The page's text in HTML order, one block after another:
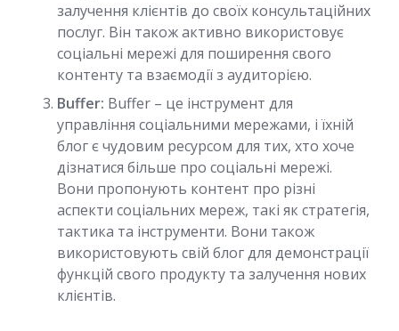
залучення клієнтів до своїх консультаційних
послуг. Він також активно використовує
соціальні мережі для поширення свого
контенту та взаємодії з аудиторією.
Buffer: Buffer – це інструмент для
управління соціальними мережами, і їхній
блог є чудовим ресурсом для тих, хто хоче
дізнатися більше про соціальні мережі.
Вони пропонують контент про різні
аспекти соціальних мереж, такі як стратегія,
тактика та інструменти. Вони також
використовують свій блог для демонстрації
функцій свого продукту та залучення нових
клієнтів.